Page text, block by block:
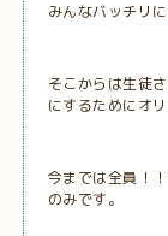
みんなバッチリに
そこからは生徒
にするためにオ
今までは全員！
のみです。